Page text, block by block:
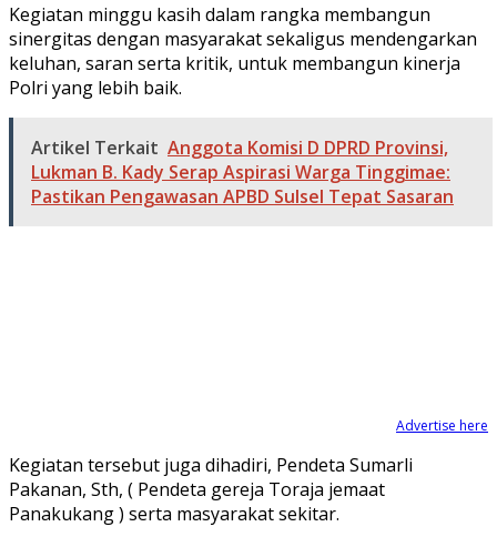
Kegiatan minggu kasih dalam rangka membangun
sinergitas dengan masyarakat sekaligus mendengarkan
keluhan, saran serta kritik, untuk membangun kinerja
Polri yang lebih baik.
Artikel Terkait Anggota Komisi D DPRD Provinsi,
Lukman B. Kady Serap Aspirasi Warga Tinggimae:
Pastikan Pengawasan APBD Sulsel Tepat Sasaran
Advertise here
Kegiatan tersebut juga dihadiri, Pendeta Sumarli
Pakanan, Sth, ( Pendeta gereja Toraja jemaat
Panakukang ) serta masyarakat sekitar.